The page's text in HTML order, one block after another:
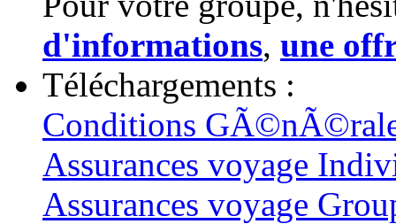
d'informations, une
Téléchargements :
Conditions
Assurances voyage
Assurances voyage